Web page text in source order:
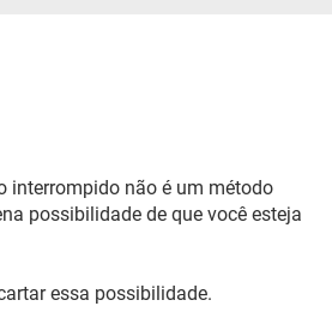
interrompido não é um método
possibilidade de que você esteja
essa possibilidade.